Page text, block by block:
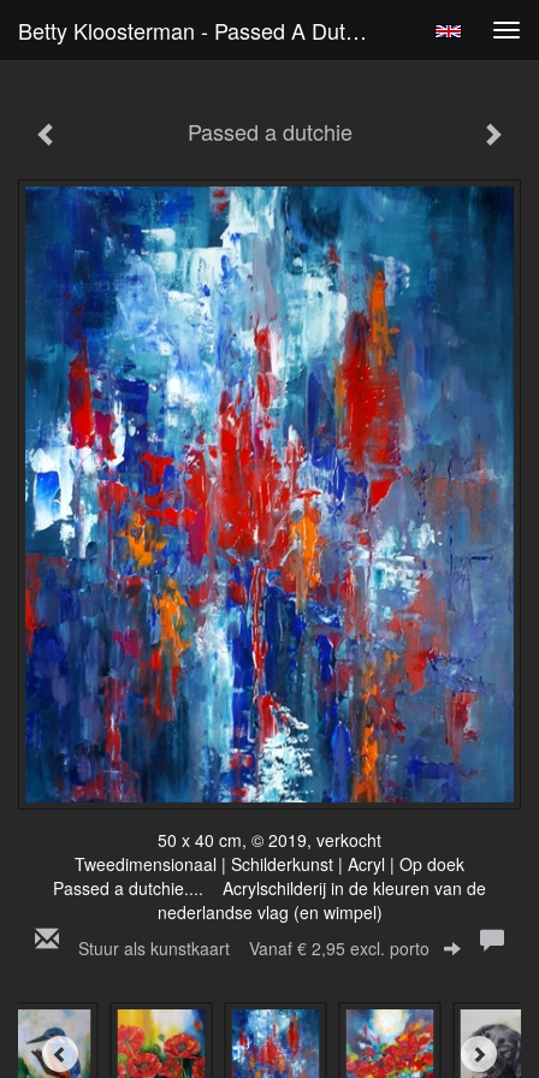
Betty Kloosterman - Passed A Dutchie
Passed a dutchie
50 x 40 cm, © 2019, verkocht
Tweedimensionaal | Schilderkunst | Acryl | Op doek
Passed a dutchie.... Acrylschilderij in de kleuren van de
nederlandse vlag (en wimpel)
Stuur als kunstkaart Vanaf € 2,95 excl. porto